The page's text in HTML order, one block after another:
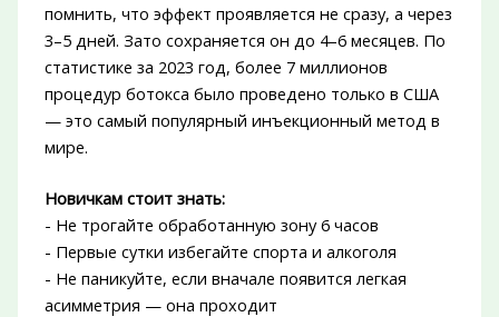
помнить, что эффект проявляется не сразу, а через
3–5 дней. Зато сохраняется он до 4–6 месяцев. По
статистике за 2023 год, более 7 миллионов
процедур ботокса было проведено только в США
— это самый популярный инъекционный метод в
мире.
Новичкам стоит знать:
- Не трогайте обработанную зону 6 часов
- Первые сутки избегайте спорта и алкоголя
- Не паникуйте, если вначале появится легкая
асимметрия — она проходит